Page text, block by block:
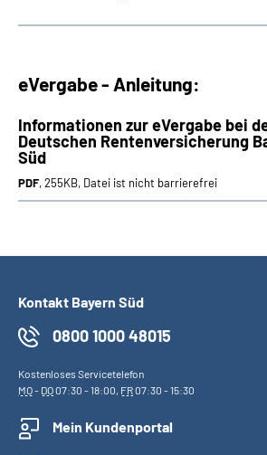
eVergabe - Anleitung:
Informationen zur eVergabe bei
Deutschen Rentenversicherung
Süd
PDF, 255KB, Datei ist nicht barrierefrei
Kontakt Bayern Süd
0800 1000 48015
Kostenloses Servicetelefon
MO- DO07:30 - 18:00, FR07:30 - 15:30
Mein Kundenportal